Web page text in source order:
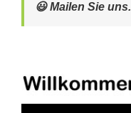
😃 Mailen Sie uns.